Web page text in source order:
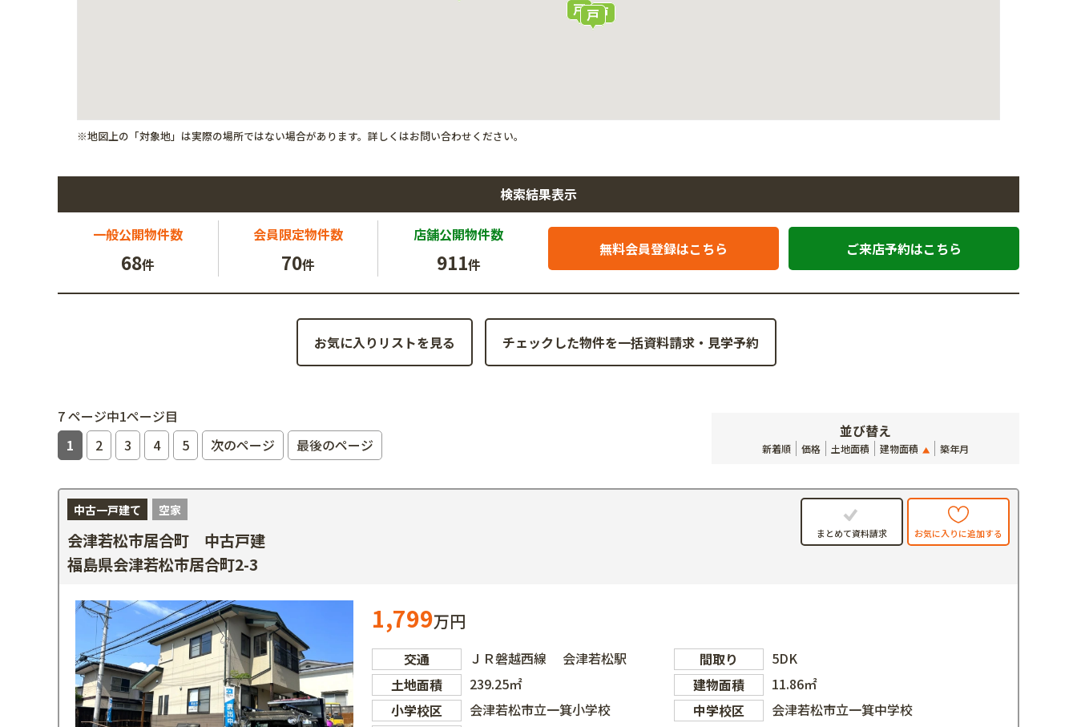
※地図上の「対象地」は実際の場所ではない場合があります。詳しくはお問い合わせください。
検索結果表示
一般公開物件数
68件
会員限定物件数
70件
店舗公開物件数
911件
無料会員登録はこちら ご来店予約はこちら
お気に入りリストを見る
7 ページ中1ページ目
1
2 3 4 5 次のページ 最後のページ
並び替え
新着順 価格 土地面積 建物面積 築年月
中古一戸建て 空家
会津若松市居合町 中古戸建
福島県会津若松市居合町2-3
まとめて資料請求 お気に入りに追加する
1,799万円
交通 ＪＲ磐越西線 会津若松駅 間取り
5DK
土地面積
239.25㎡ 建物面積
11.86㎡
小学校区
会津若松市立一箕小学校 中学校区
会津若松市立一箕中学校